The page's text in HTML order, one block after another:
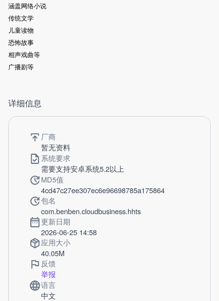
涵盖网络小说
传统文学
儿童读物
恐怖故事
相声戏曲等
广播剧等
详细信息
厂商
暂无资料
系统要求
需要支持安卓系统5.2以上
MD5值
4cd47c27ee307ec6e96698785a175864
包名
com.benben.cloudbusiness.hhts
更新日期
2026-06-25 14:58
应用大小
40.05M
反馈
举报
语言
中文